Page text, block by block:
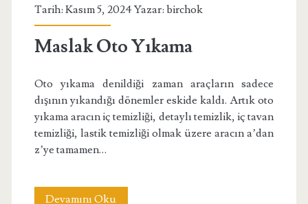
Tarih: Kasım 5, 2024 Yazar: birchok
Maslak Oto Yıkama
Oto yıkama denildiği zaman araçların sadece
dışının yıkandığı dönemler eskide kaldı. Artık oto
yıkama aracın iç temizliği, detaylı temizlik, iç tavan
temizliği, lastik temizliği olmak üzere aracın a’dan
z’ye tamamen…
Devamını OkuMaslak